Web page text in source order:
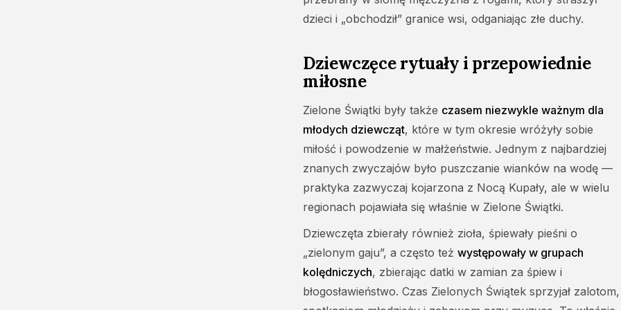
dzieci i „obchodził” granice wsi, odganiając złe duchy.
Dziewczęce rytuały i przepowiednie
miłosne
Zielone Świątki były także czasem niezwykle ważnym dla
młodych dziewcząt, które w tym okresie wróżyły sobie
miłość i powodzenie w małżeństwie. Jednym z najbardziej
znanych zwyczajów było puszczanie wianków na wodę —
praktyka zazwyczaj kojarzona z Nocą Kupały, ale w wielu
regionach pojawiała się właśnie w Zielone Świątki.
Dziewczęta zbierały również zioła, śpiewały pieśni o
„zielonym gaju”, a często też występowały w grupach
kolędniczych, zbierając datki w zamian za śpiew i
błogosławieństwo. Czas Zielonych Świątek sprzyjał zalotom,